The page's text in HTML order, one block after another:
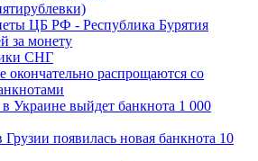
ЦБ РФ - Республика Бурятия
за монету
СНГ
окончательно распрощаются со
в Украине выйдет банкнота 1 000
Грузии появилась новая банкнота 10